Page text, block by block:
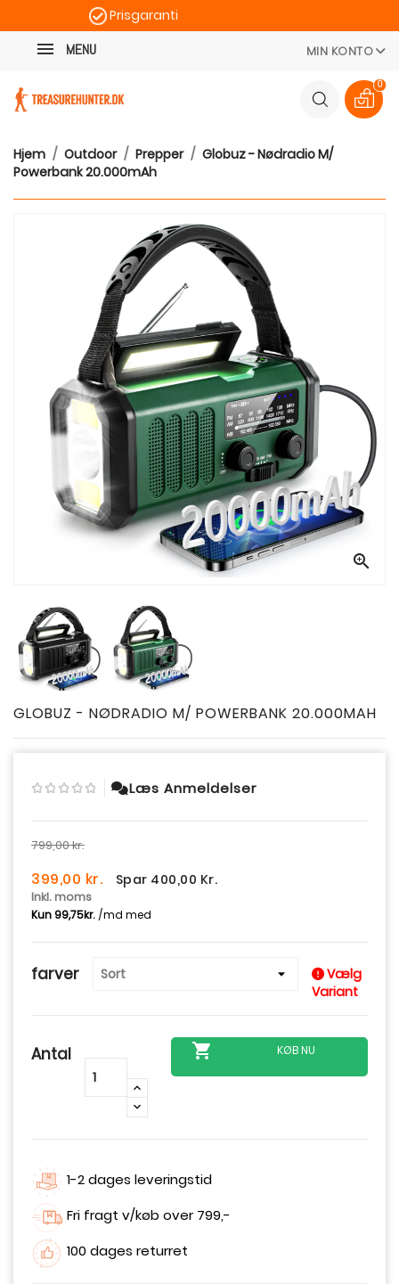
Prisgaranti
MENU MIN KONTO
0
Hjem Outdoor Prepper
Globuz - Nødradio M/
Powerbank 20.000mAh

GLOBUZ - NØDRADIO M/ POWERBANK 20.000MAH
Læs Anmeldelser
799,00 kr.
399,00 kr. Spar 400,00 Kr.
Inkl. moms
farver
Vælg
Variant
Antal  KØB NU
1-2 dages leveringstid
Fri fragt v/køb over 799,-
100 dages returret